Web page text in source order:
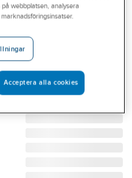
LOCTITE
Silikonspray
Loctite LB 8021
SILIKONSPRAY
LOCTITE LB 8021
400ML
Artikelnummer:
webbplatsen, analysera
Acceptera alla cookies